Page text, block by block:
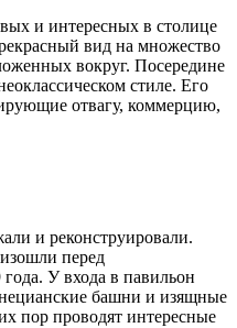
и интересных в столице
вид на множество
вокруг. Посередине
стиле. Его
отвагу, коммерцию,
и реконструировали.
перед
У входа в павильон
башни и изящные
пор проводят интересные